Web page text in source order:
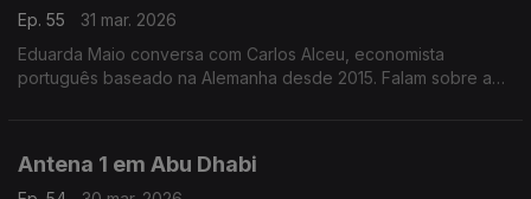
Ep. 55
31 mar. 2026
Eduarda Maio conversa com Carlos Alceu, economista
português baseado na Alemanha desde 2015. Falam sobre a
Antena 1 em Abu Dhabi